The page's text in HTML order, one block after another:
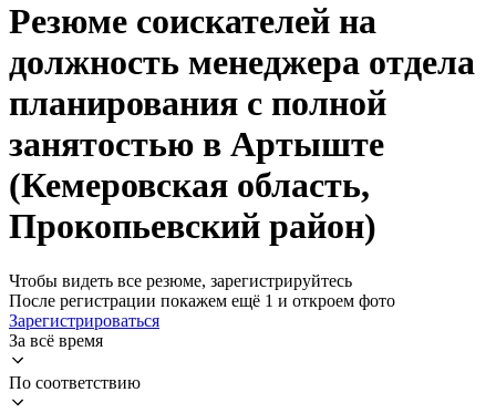
Резюме соискателей на
должность менеджера отдела
планирования с полной
занятостью в Артыште
(Кемеровская область,
Прокопьевский район)
Чтобы видеть все резюме, зарегистрируйтесь
После регистрации покажем ещё 1 и откроем фото
Зарегистрироваться
За всё время
По соответствию